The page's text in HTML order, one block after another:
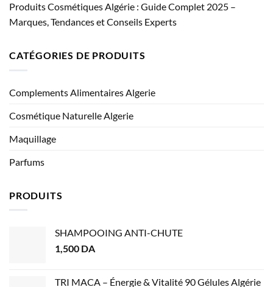
Produits Cosmétiques Algérie : Guide Complet 2025 –
Marques, Tendances et Conseils Experts
CATÉGORIES DE PRODUITS
Complements Alimentaires Algerie
Cosmétique Naturelle Algerie
Maquillage
Parfums
PRODUITS
SHAMPOOING ANTI-CHUTE
1,500 DA
TRI MACA – Énergie & Vitalité 90 Gélules Algérie